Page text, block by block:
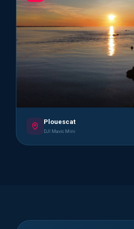
Plouescat
DJI Mavic Mini